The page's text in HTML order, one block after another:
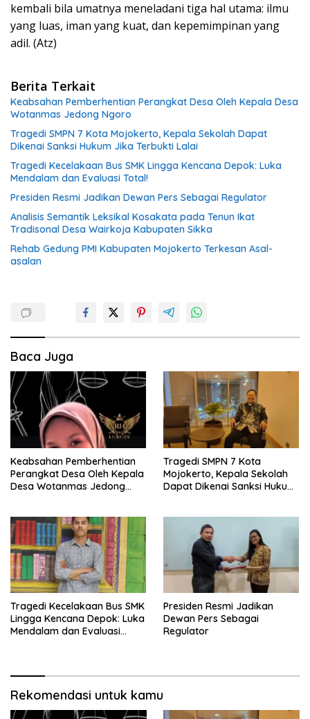
kembali bila umatnya meneladani tiga hal utama: ilmu
yang luas, iman yang kuat, dan kepemimpinan yang
adil. (Atz)
Berita Terkait
Keabsahan Pemberhentian Perangkat Desa Oleh Kepala Desa
Wotanmas Jedong Ngoro
Tragedi SMPN 7 Kota Mojokerto, Kepala Sekolah Dapat
Dikenai Sanksi Hukum Jika Terbukti Lalai
Tragedi Kecelakaan Bus SMK Lingga Kencana Depok: Luka
Mendalam dan Evaluasi Total!
Presiden Resmi Jadikan Dewan Pers Sebagai Regulator
Analisis Semantik Leksikal Kosakata pada Tenun Ikat
Tradisonal Desa Wairkoja Kabupaten Sikka
Rehab Gedung PMI Kabupaten Mojokerto Terkesan Asal-
asalan
Baca Juga
Keabsahan Pemberhentian
Perangkat Desa Oleh Kepala
Desa Wotanmas Jedong
Tragedi SMPN 7 Kota
Mojokerto, Kepala Sekolah
Dapat Dikenai Sanksi Hukum
Tragedi Kecelakaan Bus SMK
Lingga Kencana Depok: Luka
Mendalam dan Evaluasi
Presiden Resmi Jadikan
Dewan Pers Sebagai
Regulator
Rekomendasi untuk kamu